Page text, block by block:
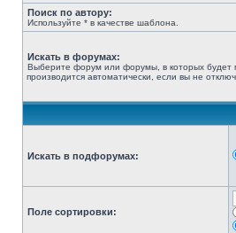
Поиск по автору:
Используйте * в качестве шаблона.
Искать в форумах:
Выберите форум или форумы, в которых будет
производится автоматически, если вы не
Искать в подфорумах:
Поле сортировки: